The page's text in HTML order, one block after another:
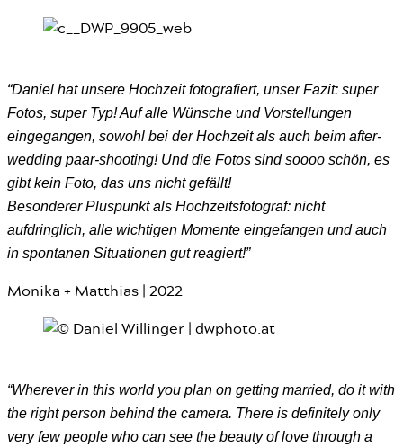
“Daniel hat unsere Hochzeit fotografiert, unser Fazit: super
Fotos, super Typ! Auf alle Wünsche und Vorstellungen
eingegangen, sowohl bei der Hochzeit als auch beim after-
wedding paar-shooting! Und die Fotos sind soooo schön, es
gibt kein Foto, das uns nicht gefällt!
Besonderer Pluspunkt als Hochzeitsfotograf: nicht
aufdringlich, alle wichtigen Momente eingefangen und auch
in spontanen Situationen gut reagiert!”
Monika + Matthias | 2022
“Wherever in this world you plan on getting married, do it with
the right person behind the camera. There is definitely only
very few people who can see the beauty of love through a